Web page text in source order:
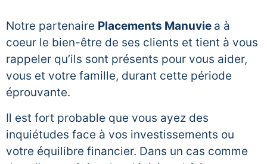
Notre partenaire Placements Manuvie a à
coeur le bien-être de ses clients et tient à vous
rappeler qu’ils sont présents pour vous aider,
vous et votre famille, durant cette période
éprouvante.
Il est fort probable que vous ayez des
inquiétudes face à vos investissements ou
votre équilibre financier. Dans un cas comme